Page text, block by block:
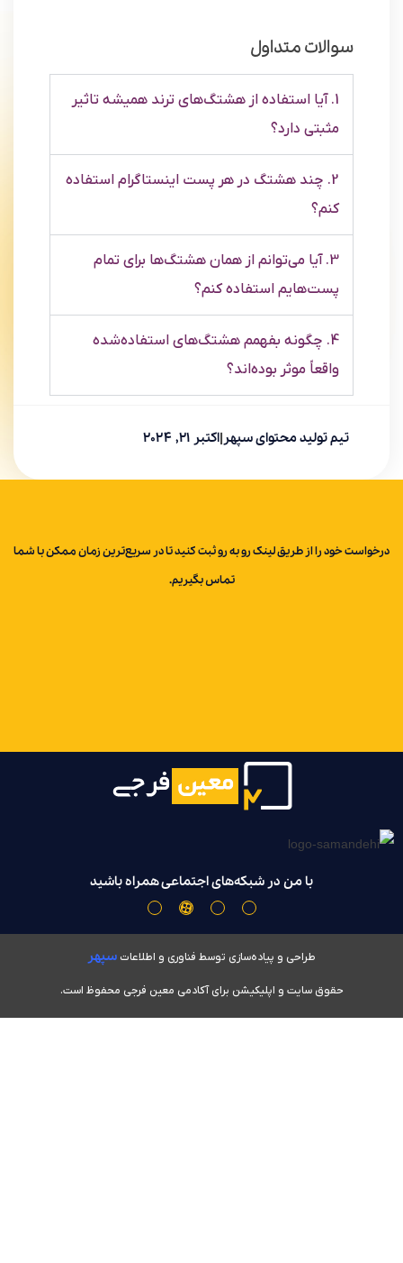
سوالات متداول
1. آیا استفاده از هشتگ‌های ترند همیشه تاثیر
مثبتی دارد؟
2. چند هشتگ در هر پست اینستاگرام استفاده
کنم؟
3. آیا می‌توانم از همان هشتگ‌ها برای تمام
پست‌هایم استفاده کنم؟
4. چگونه بفهمم هشتگ‌های استفاده‌شده
واقعاً موثر بوده‌اند؟
تیم تولید محتوای سپهر |اکتبر 21, 2024
درخواست خود را از طریق لینک رو به رو ثبت کنید تا در سریع‌ترین زمان ممکن با شما
تماس بگیریم.
با من در شبکه‌های اجتماعی همراه باشید
طراحی و پیاده‌سازی توسط فناوری و اطلاعات سپهر
حقوق سایت و اپلیکیشن برای آکادمی معین فرجی محفوظ است.